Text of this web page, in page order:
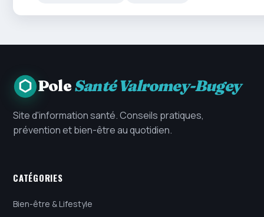
PoleSanté Valromey-Bugey
Site d'information santé. Conseils pratiques,
prévention et bien-être au quotidien.
CATÉGORIES
Bien-être & Lifestyle